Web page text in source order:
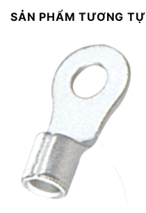
SẢN PHẨM TƯƠNG TỰ